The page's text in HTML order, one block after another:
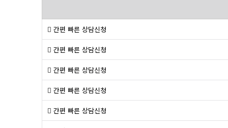
간편 빠른 상담신청
간편 빠른 상담신청
간편 빠른 상담신청
간편 빠른 상담신청
간편 빠른 상담신청